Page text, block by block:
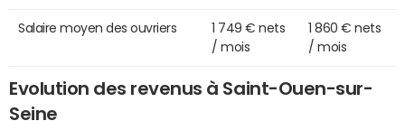
Salaire moyen des ouvriers
1 749 € nets
/ mois
1 860 € nets
/ mois
Evolution des revenus à Saint-Ouen-sur-
Seine